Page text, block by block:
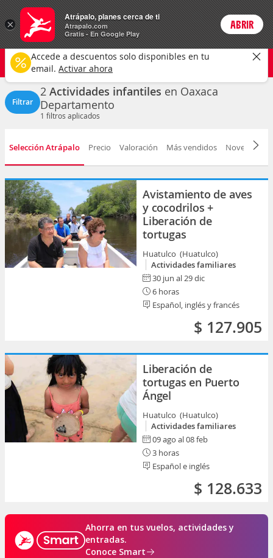
Actividades Login
Oaxaca
Actividades infantiles Cualquier fecha
CAMBIAR
Filtrar
2 Actividades infantiles en Oaxaca
Departamento
1 filtros aplicados
Selección Atrápalo Precio Valoración Más vendidos Novedad
Avistamiento de aves
y cocodrilos +
Liberación de
tortugas
Huatulco (Huatulco)
Actividades familiares
30 jun al 29 dic
6 horas
Español, inglés y francés
$ 127.905
Liberación de
tortugas en Puerto
Ángel
Huatulco (Huatulco)
Actividades familiares
09 ago al 08 feb
3 horas
Español e inglés
$ 128.633
Ahorra en tus vuelos, actividades y
entradas.
Conoce Smart
×
Atrápalo, planes cerca de ti
Atrapalo.com
Gratis - En Google Play
ABRIR
Accede a descuentos solo disponibles en tu
email. Activar ahora